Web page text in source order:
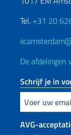
Tel. +31 20
De
Schrijf je in
Voer uw e-mailadres in
AVG-